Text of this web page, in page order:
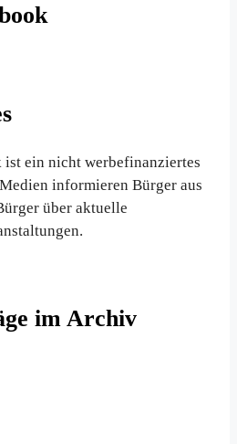
ein nicht werbefinanziertes
informieren Bürger aus
über aktuelle
im Archiv